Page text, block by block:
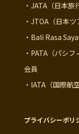
・JATA（日本
・JTOA（日本
・Bali Rasa
・PATA（パシ
会員
・IATA（国際航
プライバシーポリ